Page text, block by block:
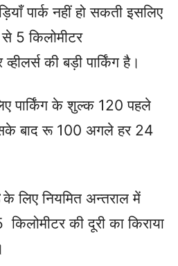
पार्क नहीं हो सकती इसलिए
से 5 किलोमीटर
की बड़ी पार्किंग है।
पार्किंग के शुल्क 120 पहले
बाद रू 100 अगले हर 24
के लिए नियमित अन्तराल में
की दूरी का किराया